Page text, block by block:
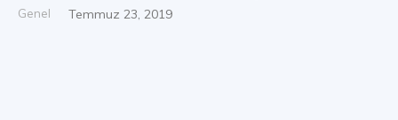
Genel Temmuz 23, 2019